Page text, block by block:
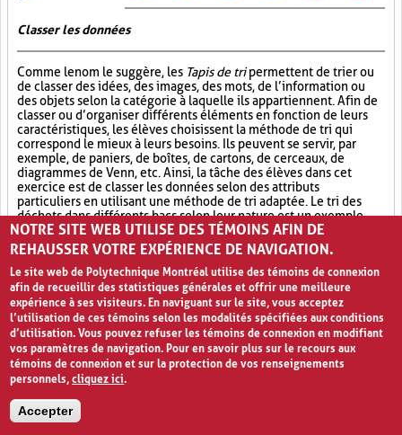
Classer les données
Comme le nom le suggère, les Tapis de tripermettent de trier ou
de classer des idées, des images, des mots, de l’information ou
des objets selon la catégorie à laquelle ils appartiennent. Afin de
classer ou d’organiser différents éléments en fonction de leurs
caractéristiques, les élèves choisissent la méthode de tri qui
correspond le mieux à leurs besoins. Ils peuvent se servir, par
exemple, de paniers, de boîtes, de cartons, de cerceaux, de
diagrammes de Venn, etc. Ainsi, la tâche des élèves dans cet
exercice est de classer les données selon des attributs
particuliers en utilisant une méthode de tri adaptée. Le tri des
déchets dans différents bacs selon leur nature est un exemple
d’activité correspondant aux Tapis de tri. Cette formule
pédagogique est bénéfique pour l’apprentissage, notamment
chez les élèves plus visuels ou tactiles.
Classement (3) Manipulation (4) Support (2)
PAGES
« ‹ 1 2 3 4 › »
NOTRE SITE WEB UTILISE DES TÉMOINS AFIN DE
REHAUSSER VOTRE EXPÉRIENCE DE NAVIGATION.
Le site web de Polytechnique Montréal utilise des témoins de connexion
afin de recueillir des statistiques générales et offrir une meilleure
expérience à ses visiteurs. En naviguant sur le site, vous acceptez
l’utilisation de ces témoins selon les modalités spécifiées aux conditions
d’utilisation. Vous pouvez refuser les témoins de connexion en modifiant
vos paramètres de navigation. Pour en savoir plus sur le recours aux
témoins de connexion et sur la protection de vos renseignements
personnels,cliquez ici.
Accepter